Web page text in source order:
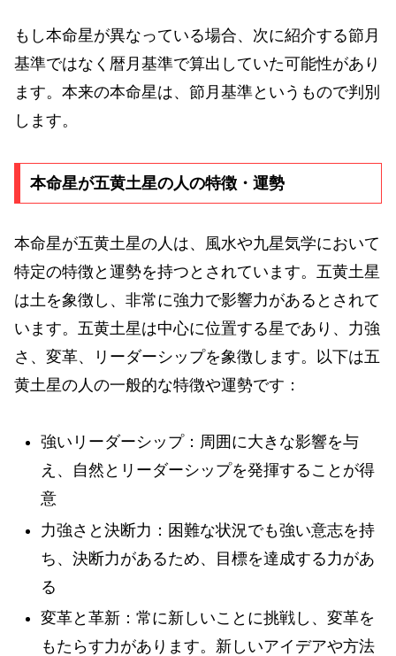
もし本命星が異なっている場合、次に紹介する節月
基準ではなく暦月基準で算出していた可能性があり
ます。本来の本命星は、節月基準というもので判別
します。
本命星が五黄土星の人の特徴・運勢
本命星が五黄土星の人は、風水や九星気学において
特定の特徴と運勢を持つとされています。五黄土星
は土を象徴し、非常に強力で影響力があるとされて
います。五黄土星は中心に位置する星であり、力強
さ、変革、リーダーシップを象徴します。以下は五
黄土星の人の一般的な特徴や運勢です：
強いリーダーシップ：周囲に大きな影響を与
え、自然とリーダーシップを発揮することが得
意
力強さと決断力：困難な状況でも強い意志を持
ち、決断力があるため、目標を達成する力があ
る
変革と革新：常に新しいことに挑戦し、変革を
もたらす力があります。新しいアイデアや方法